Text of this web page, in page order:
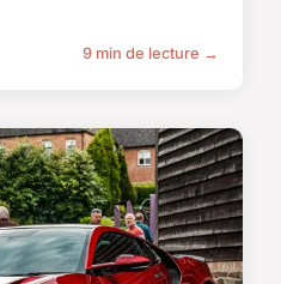
9 min de lecture →